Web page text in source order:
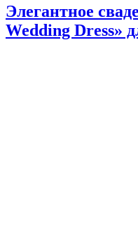
Элегантное
Wedding Dress»